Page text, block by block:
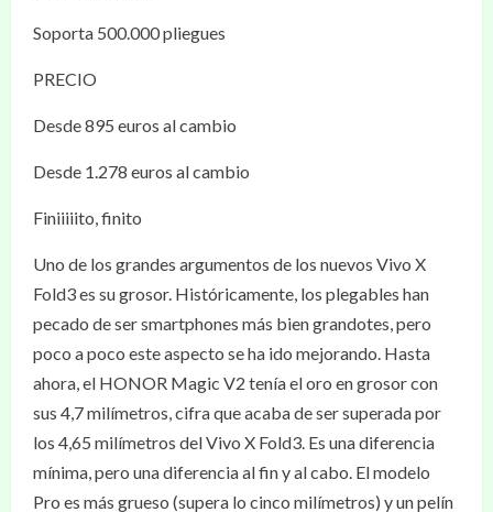
Soporta 500.000 pliegues
PRECIO
Desde 895 euros al cambio
Desde 1.278 euros al cambio
Finiiiiito, finito
Uno de los grandes argumentos de los nuevos Vivo X
Fold3 es su grosor. Históricamente, los plegables han
pecado de ser smartphones más bien grandotes, pero
poco a poco este aspecto se ha ido mejorando. Hasta
ahora, el HONOR Magic V2 tenía el oro en grosor con
sus 4,7 milímetros, cifra que acaba de ser superada por
los 4,65 milímetros del Vivo X Fold3. Es una diferencia
mínima, pero una diferencia al fin y al cabo. El modelo
Pro es más grueso (supera lo cinco milímetros) y un pelín